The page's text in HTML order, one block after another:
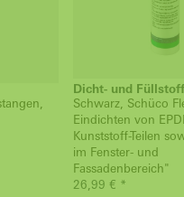
Dicht- und Füllstoff
Schwarz, Schüco
Eindichten von
Kunststoff-Teilen
im Fenster- und
Fassadenbereich"
26,99 € *